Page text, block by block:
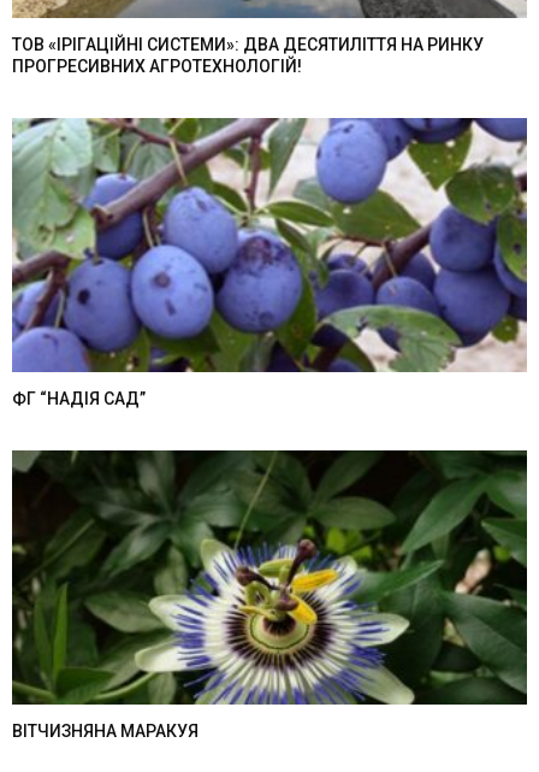
ТОВ «ІРІГАЦІЙНІ СИСТЕМИ»: ДВА ДЕСЯТИЛІТТЯ НА РИНКУ
ПРОГРЕСИВНИХ АГРОТЕХНОЛОГІЙ!
ФГ “НАДІЯ САД”
ВІТЧИЗНЯНА МАРАКУЯ